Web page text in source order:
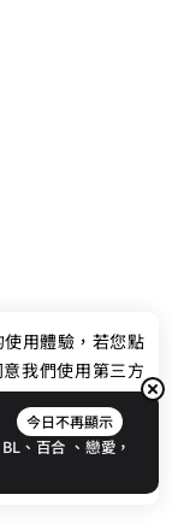
Ltd.
今日不再顯示
、 百合 、戀愛，
用體驗，若您點
我們使用第三方